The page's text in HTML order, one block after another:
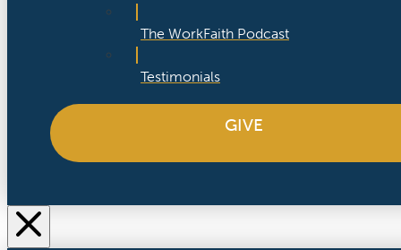
The WorkFaith Podcast
Testimonials
GIVE